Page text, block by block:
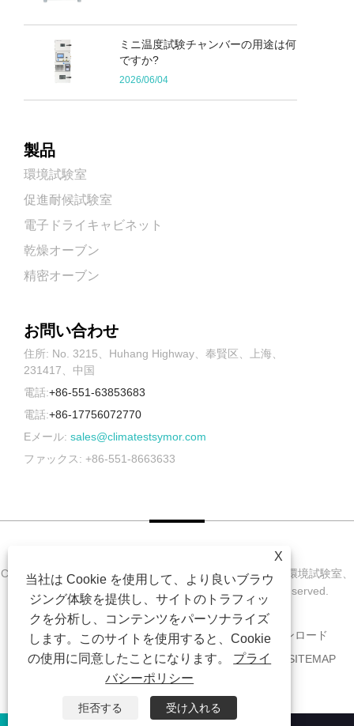
ミニ温度試験チャンバーの用途は何
ですか?
2026/06/04
製品
環境試験室
促進耐候試験室
電子ドライキャビネット
乾燥オーブン
精密オーブン
お問い合わせ
住所: No. 3215、Huhang Highway、奉賢区、上海、
231417、中国
電話:+86-551-63853683
電話:+86-17756072770
Eメール: sales@climatestsymor.com
ファックス: +86-551-8663633
Copyright © 2022 Symor Instrument Equipment Co., Ltd. 環境試験室、
電子乾燥キャビネット、促進耐候試験室 All Rights Reserved.
私たちに関しては 製品 ニュース
ダウンロード
お問い合わせを送信
お問い合わせ リンク
SITEMAP
RSS
XML PRIVACY POLICY
X
当社は Cookie を使用して、より良いブラウ
ジング体験を提供し、サイトのトラフィッ
クを分析し、コンテンツをパーソナライズ
します。このサイトを使用すると、Cookie
の使用に同意したことになります。 プライ
バシーポリシー
拒否する
受け入れる